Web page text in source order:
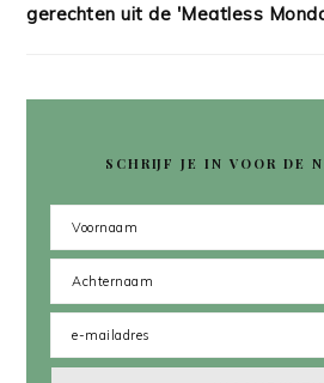
gerechten uit de 'Meatless
SCHRIJF JE IN VOOR DE